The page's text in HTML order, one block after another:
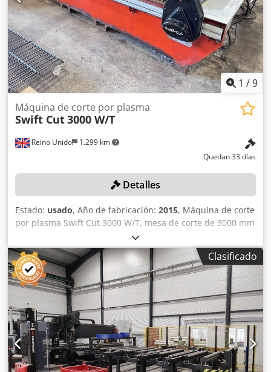
1 /9
Reino Unido 1.299 km
Máquina de corte por plasma
Swift Cut3000 W/T
Quedan 33 días
Detalles
Estado: usado, Año de fabricación: 2015, Máquina de corte
por plasma Swift Cut 3000 W/T, mesa de corte de 3000 mm
x 1500 mm, fuente de alimentación Hypertherm Powermax
125. Número de serie: 4500318 (2015). País de origen:
Reino Unido. Csdpfxozn Uuis Alwsha Atención: La recogida
se realizará entre el 6 y el 20 de octubre de 2026. Las
instalaciones permanecerán cerradas del 10 de
septiembre al 5 de octubre de 2026. Ubicación: Estos lotes
se encuentran en Cardiff, Gales, Reino Unido.
Desafortunadamente, no hay instalaciones de carga en el
sitio, por lo que el desmontaje y la carga correrán a cargo
del comprador.
Clasificado